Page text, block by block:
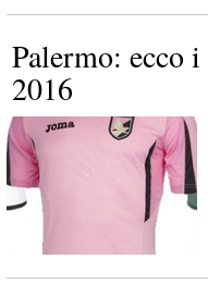
Palermo: ecco
2016